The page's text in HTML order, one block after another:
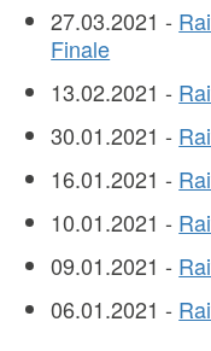
27.03.2021 -
Finale
13.02.2021 -
30.01.2021 -
16.01.2021 -
10.01.2021 -
09.01.2021 -
06.01.2021 -